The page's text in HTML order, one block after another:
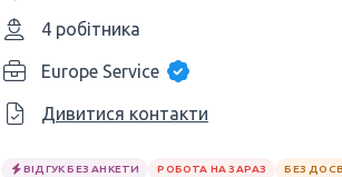
4 робітника
Europe Service
Дивитися контакти
ВІДГУК БЕЗ АНКЕТИ РОБОТА НА ЗАРАЗ
БЕЗ